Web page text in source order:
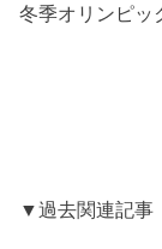
冬季オリンピッ
▼過去関連記事